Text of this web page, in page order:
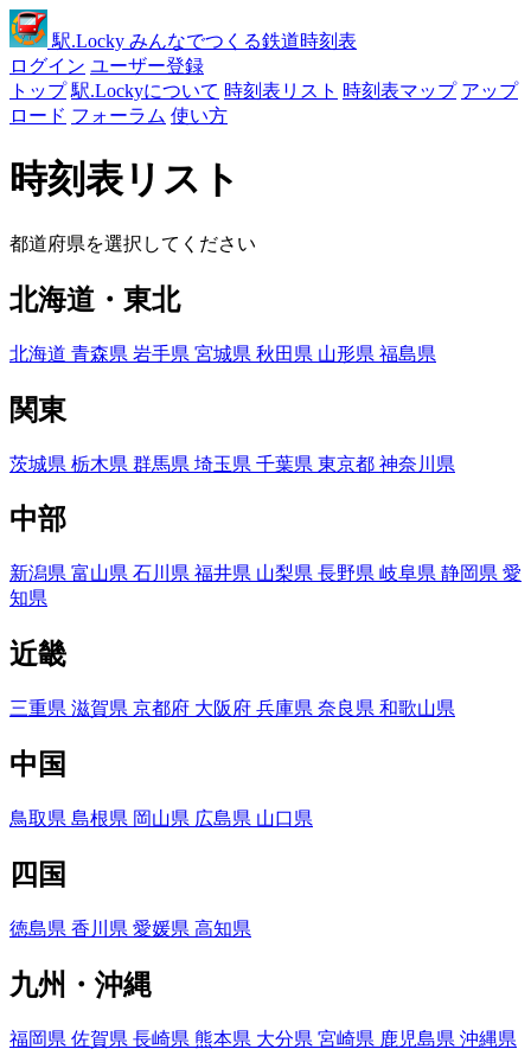
駅.Locky みんなでつくる鉄道時刻表
ログイン ユーザー登録
トップ 駅.Lockyについて 時刻表リスト 時刻表マップ アップ
ロード フォーラム 使い方
時刻表リスト
都道府県を選択してください
北海道・東北
北海道 青森県 岩手県 宮城県 秋田県 山形県 福島県
関東
茨城県 栃木県 群馬県 埼玉県 千葉県 東京都 神奈川県
中部
新潟県 富山県 石川県 福井県 山梨県 長野県 岐阜県 静岡県 愛
知県
近畿
三重県 滋賀県 京都府 大阪府 兵庫県 奈良県 和歌山県
中国
鳥取県 島根県 岡山県 広島県 山口県
四国
徳島県 香川県 愛媛県 高知県
九州・沖縄
福岡県 佐賀県 長崎県 熊本県 大分県 宮崎県 鹿児島県 沖縄県